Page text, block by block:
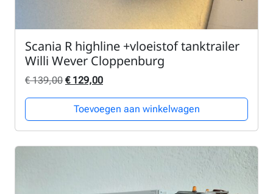
Scania R highline +vloeistof tanktrailer
Willi Wever Cloppenburg
€139,00 Oorspronkelijke prijs was: € 139,00.
€129,00Huidige prijs is: € 129,00.
Toevoegen aan winkelwagen